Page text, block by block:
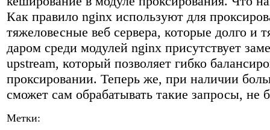
Как правило nginx используют для
тяжеловесные веб сервера, которые долго и
даром среди модулей nginx присутствует
upstream, который позволяет гибко
проксировании. Теперь же, при наличии
сможет сам обрабатывать такие запросы, не
Метки: